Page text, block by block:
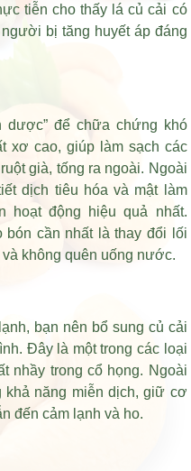
tiễn cho thấy lá củ cải có
bị tăng huyết áp đáng
dược” để chữa chứng khó
xơ cao, giúp làm sạch các
già, tống ra ngoài. Ngoài
dịch tiêu hóa và mật làm
hoạt động hiệu quả nhất.
cần nhất là thay đổi lối
không quên uống nước.
bạn nên bổ sung củ cải
Đây là một trong các loại
nhầy trong cổ họng. Ngoài
năng miễn dịch, giữ cơ
đến cảm lạnh và ho.